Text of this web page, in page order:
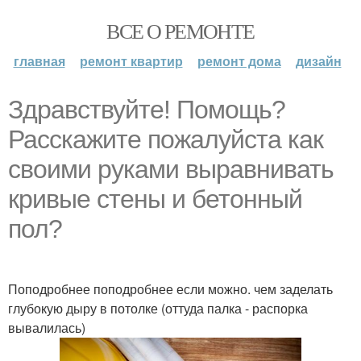
ВСЕ О РЕМОНТЕ
главная ремонт квартир ремонт дома дизайн
Здравствуйте! Помощь?
Расскажите пожалуйста как
своими руками выравнивать
кривые стены и бетонный
пол?
Поподробнее поподробнее если можно. чем заделать
глубокую дыру в потолке (оттуда палка - распорка
вывалилась)